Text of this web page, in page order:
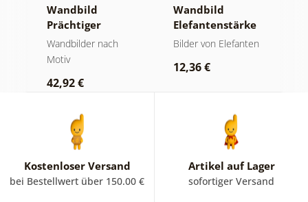
Wandbild
Prächtiger
Berggipfel in
Schwarz-Weiß
Wandbilder nach
Motiv
42,92 €
Wandbild
Elefantenstärke
und Ruhe
Bilder von Elefanten
12,36 €
Kostenloser Versand
bei Bestellwert über 150.00 €
Artikel auf Lager
sofortiger Versand